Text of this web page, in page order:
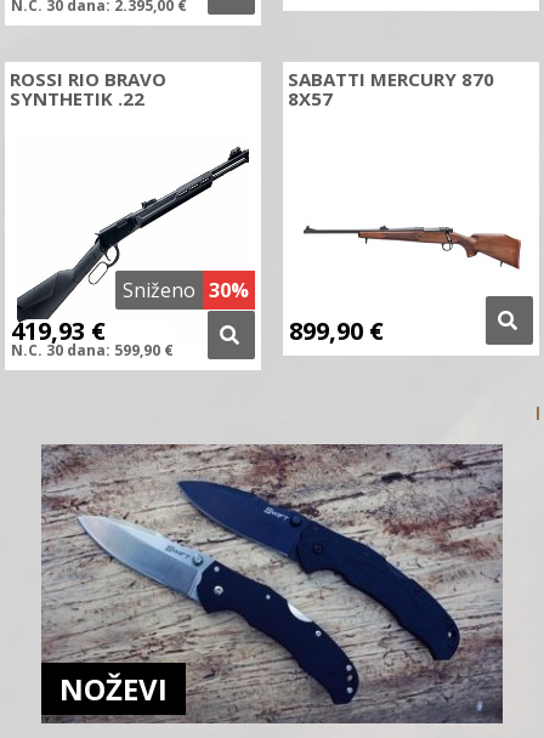
N.C. 30 dana: 2.395,00 €
Sniženo 30%
ROSSI RIO BRAVO
SYNTHETIK .22
419,93 €
N.C. 30 dana: 599,90 €
SABATTI MERCURY 870
8X57
899,90 €
NOŽEVI